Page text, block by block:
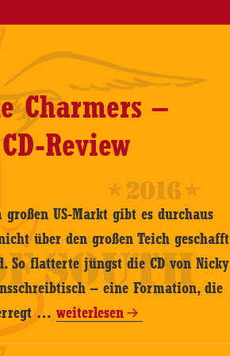
Charmers –
Review
großen US-Markt gibt es durchaus
über den großen Teich geschafft
So flatterte jüngst die CD von Nicky
– eine Formation, die
erregt …Nicky
weiterlesen